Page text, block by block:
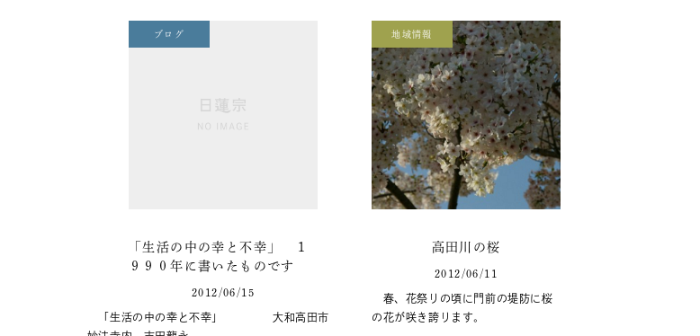
ブログ
「生活の中の幸と不幸」 １
９９０年に書いたものです
2012/06/15
「生活の中の幸と不幸」 大和高田市
地域情報
高田川の桜
2012/06/11
春、花祭りの頃に門前の堤防に桜
の花が咲き誇ります。